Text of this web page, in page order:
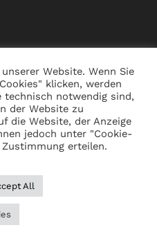
IMPRESSUM
DATENSCHUTZ
AGB
Website. Wenn Sie
klicken, werden
technisch notwendig sind,
der Website zu
die Website, der Anzeige
jedoch unter "Cookie-
erteilen.
All